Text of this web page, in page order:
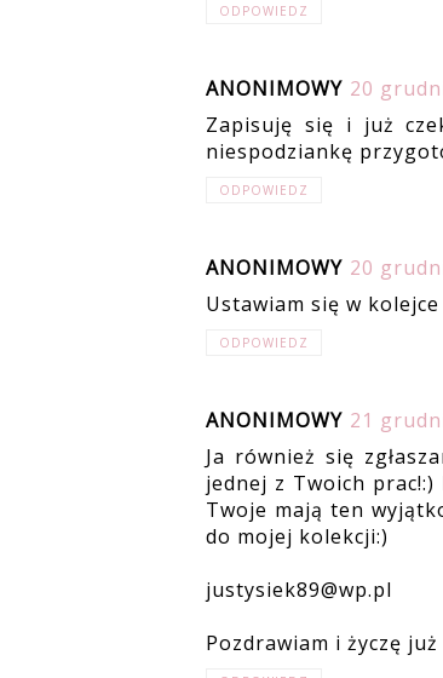
ODPOWIEDZ
ANONIMOWY 20
Zapisuję się i już
niespodziankę
ODPOWIEDZ
ANONIMOWY 20
Ustawiam się w
ODPOWIEDZ
ANONIMOWY 21
Ja również się
jednej z Twoich
Twoje mają ten
do mojej kolekcji:)
justysiek89@wp.pl
Pozdrawiam i życzę już